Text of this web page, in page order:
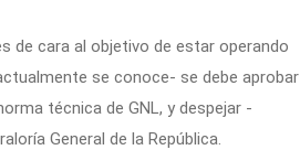
de cara al objetivo de estar operando
se conoce- se debe aprobar
técnica de GNL, y despejar -
General de la República.